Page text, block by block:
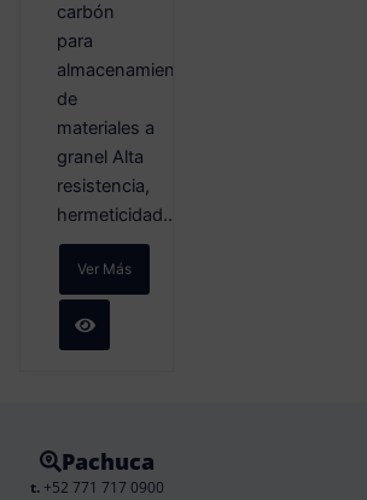
carbón
para
almacenamiento
de
materiales a
granel Alta
resistencia,
hermeticidad...
Ver Más
Pachuca
t.+52 771 717 0900